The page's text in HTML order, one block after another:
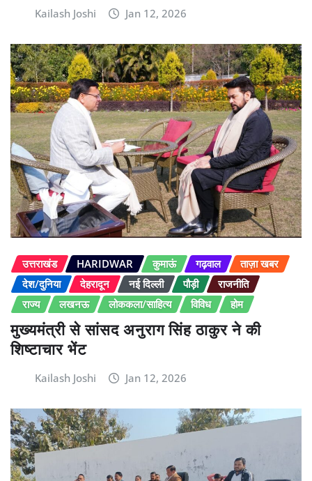
Kailash Joshi Jan 12, 2026
उत्तराखंड HARIDWAR कुमाऊं गढ़वाल
ताज़ा खबर
देश/दुनिया
देहरादून नई दिल्ली पौड़ी
राजनीति
राज्य
लखनऊ लोककला/साहित्य विविध होम
मुख्यमंत्री से सांसद अनुराग सिंह ठाकुर ने की
शिष्टाचार भेंट
Kailash Joshi Jan 12, 2026